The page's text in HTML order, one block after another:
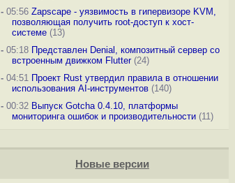
-05:56 Zapscape - уязвимость в гипервизоре KVM,
позволяющая получить root-доступ к хост-
системе(13)
-05:18 Представлен Denial, композитный сервер со
встроенным движком Flutter(24)
-04:51 Проект Rust утвердил правила в отношении
использования AI-инструментов(140)
-00:32 Выпуск Gotcha 0.4.10, платформы
мониторинга ошибок и производительности(11)
Новые версии